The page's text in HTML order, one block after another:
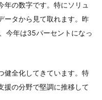
年の数字です。特にソリュ
ータから見て取れます。昨
今年は35パーセントになっ
健全化してきています。特
援の分野で堅調に推移して